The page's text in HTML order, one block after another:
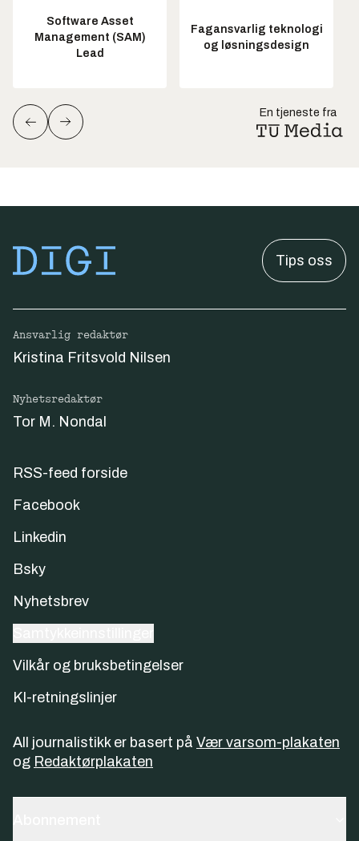
Software Asset
Management (SAM)
Lead
Fagansvarlig teknologi
og løsningsdesign
En tjeneste fra
Tips oss
Ansvarlig redaktør
Kristina Fritsvold Nilsen
Nyhetsredaktør
Tor M. Nondal
RSS-feed forside
Facebook
Linkedin
Bsky
Nyhetsbrev
Vilkår og bruksbetingelser
KI-retningslinjer
All journalistikk er basert på Vær varsom-plakaten
og Redaktørplakaten